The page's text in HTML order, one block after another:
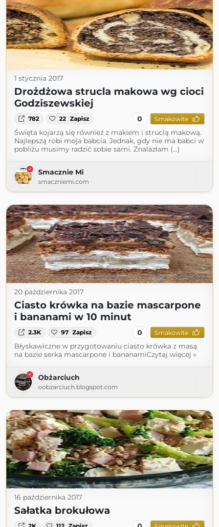
1 stycznia 2017
Drożdżowa strucla makowa wg cioci
Godziszewskiej
782 22 Zapisz 0 Smakowite
Święta kojarzą się również z makiem i struclą makową.
Najlepszą robi moja babcia. Jednak, gdy nie ma babci w
pobliżu musimy radzić sobie sami. Znalazłam (...)
Smacznie Mi
smaczniemi.com
20 października 2017
Ciasto krówka na bazie mascarpone
i bananami w 10 minut
2.3K 97 Zapisz 0 Smakowite
Błyskawiczne w przygotowaniu ciasto krówka z masą
na bazie serka mascarpone i bananamiCzytaj więcej »
Obżarciuch
oobzarciuch.blogspot.com
16 października 2017
Sałatka brokułowa